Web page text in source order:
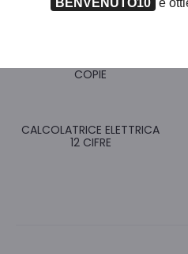
COPIE
CALCOLATRICE ELETTRICA
12 CIFRE
BENVENUTO10
e